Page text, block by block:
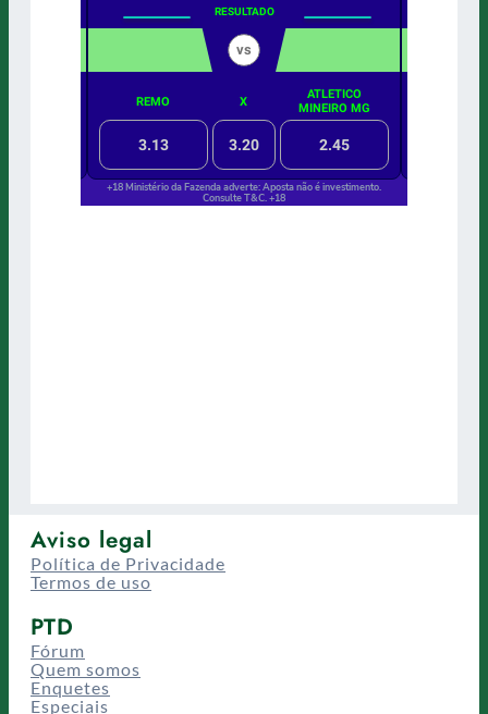
Aviso legal
Política de Privacidade
Termos de uso
PTD
Fórum
Quem somos
Enquetes
Especiais